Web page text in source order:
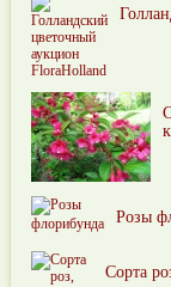
Розы
Сорта